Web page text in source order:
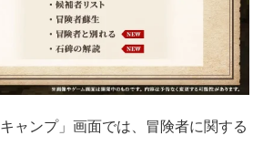
ャンプ」画面では、冒険者に関する